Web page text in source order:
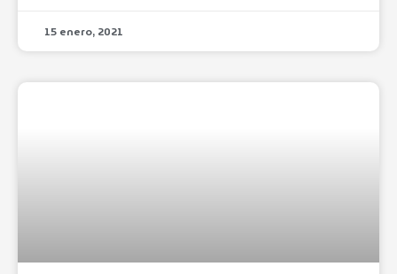
15 enero, 2021